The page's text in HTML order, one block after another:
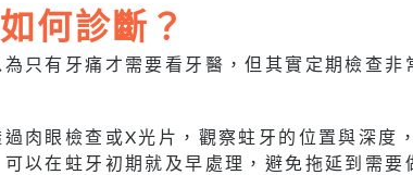
何診斷？
只有牙痛才需要看牙醫，但其實定期檢查非
過肉眼檢查或X光片，觀察蛀牙的位置與深度
可以在蛀牙初期就及早處理，避免拖延到需要